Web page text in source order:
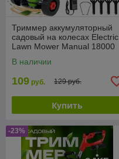
Триммер аккумуляторный
садовый на колесах Electric
Lawn Mower Manual 18000
(КОЛЕСА СЪЕМНЫЕ
В наличии
109 руб. 129 руб.
Купить
-23%